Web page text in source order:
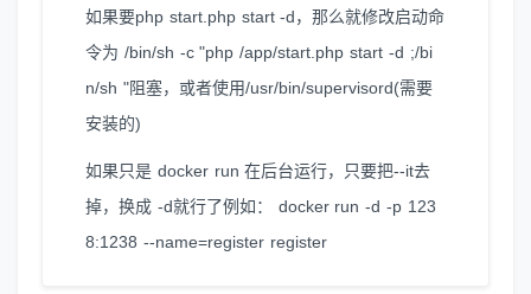
如果要php start.php start -d，那么就修改启动命
令为 /bin/sh -c "php /app/start.php start -d ;/bi
n/sh "阻塞，或者使用/usr/bin/supervisord(需要
安装的)
如果只是 docker run 在后台运行，只要把--it去
掉，换成 -d就行了例如： docker run -d -p 123
8:1238 --name=register register